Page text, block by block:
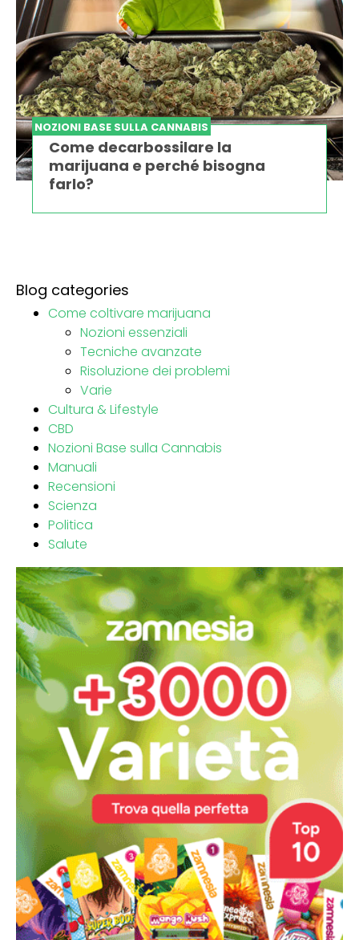
NOZIONI BASE SULLA CANNABIS
Come decarbossilare la
marijuana e perché bisogna
farlo?
Blog categories
Come coltivare marijuana
Nozioni essenziali
Tecniche avanzate
Risoluzione dei problemi
Varie
Cultura & Lifestyle
CBD
Nozioni Base sulla Cannabis
Manuali
Recensioni
Scienza
Politica
Salute